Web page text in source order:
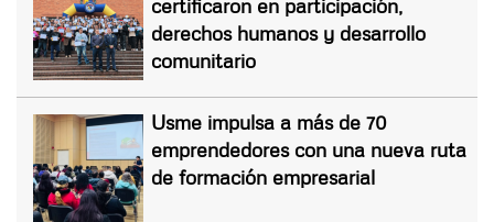
certificaron en participación,
derechos humanos y desarrollo
comunitario
Usme impulsa a más de 70
emprendedores con una nueva ruta
de formación empresarial